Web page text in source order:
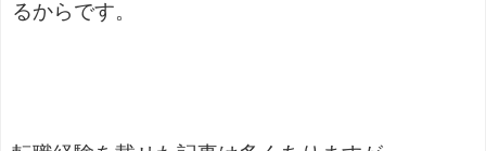
るからです。